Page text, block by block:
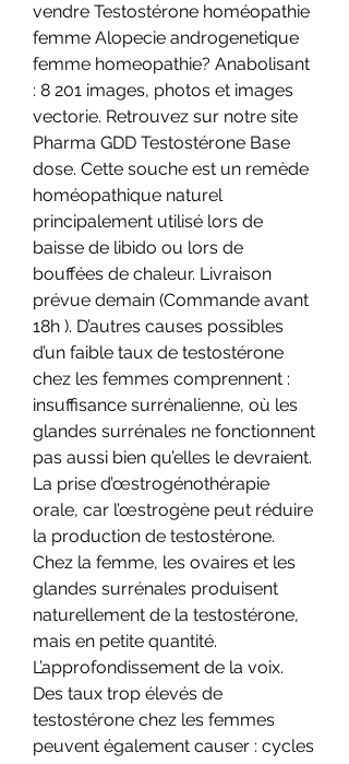
vendre Testostérone homéopathie
femme Alopecie androgenetique
femme homeopathie? Anabolisant
: 8 201 images, photos et images
vectorie. Retrouvez sur notre site
Pharma GDD Testostérone Base
dose. Cette souche est un remède
homéopathique naturel
principalement utilisé lors de
baisse de libido ou lors de
bouffées de chaleur. Livraison
prévue demain (Commande avant
18h ). D’autres causes possibles
d’un faible taux de testostérone
chez les femmes comprennent :
insuffisance surrénalienne, où les
glandes surrénales ne fonctionnent
pas aussi bien qu’elles le devraient.
La prise d’œstrogénothérapie
orale, car l’œstrogène peut réduire
la production de testostérone.
Chez la femme, les ovaires et les
glandes surrénales produisent
naturellement de la testostérone,
mais en petite quantité.
L’approfondissement de la voix.
Des taux trop élevés de
testostérone chez les femmes
peuvent également causer : cycles